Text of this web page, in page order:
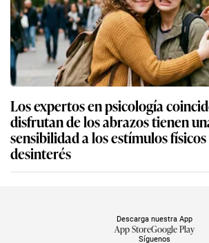
Los expertos en psicología
disfrutan de los abrazos tienen
sensibilidad a los estímulos
desinterés
Síguenos
Descarga nuestra App
App StoreGoogle Play